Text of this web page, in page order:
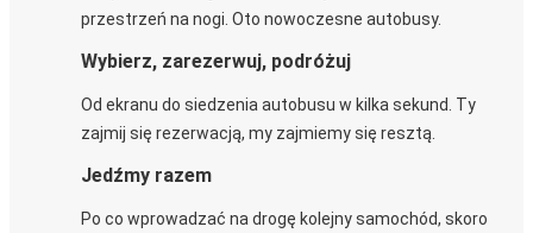
przestrzeń na nogi. Oto nowoczesne autobusy.
Wybierz, zarezerwuj, podróżuj
Od ekranu do siedzenia autobusu w kilka sekund. Ty
zajmij się rezerwacją, my zajmiemy się resztą.
Jedźmy razem
Po co wprowadzać na drogę kolejny samochód, skoro